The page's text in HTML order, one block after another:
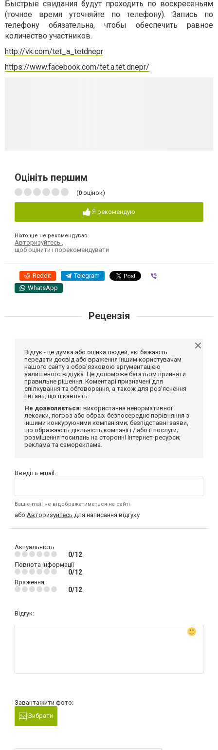
Быстрые свидания будут проходить по воскресеньям
(точное время уточняйте по телефону). Запись по
телефону обязательна, чтобы обеспечить равное
количество участников.
http://vk.com/tet_a_tetdnepr
https://www.facebook.com/tet.a.tet.dnepr/
Оцініть першим
(0 оцінок)
Я рекомендую
Ніхто ще не рекомендував
Авторизуйтесь ,
щоб оцінити і порекомендувати
Reddit Telegram
WhatsApp
Рецензія
Відгук - це думка або оцінка людей, які бажають
передати досвід або враження іншим користувачам
нашого сайту з обов'язковою аргументацією
залишеного відгука. Це допоможе багатьом прийняти
правильне рішення. Коментарі призначені для
спілкування та обговорення, а також для роз'яснення
питань, що цікавлять.
Не дозволяється: використання ненормативної
лексики, погроз або образ; безпосереднє порівняння з
іншими конкуруючими компаніями; безпідставні заяви,
що ображають діяльність компанії і / або її послуги;
розміщення посилань на сторонні інтернет-ресурси;
реклама та самореклама.
Введіть email:
Ваш e-mail не відображатиметься на сайті
або Авторизуйтесь для написання відгуку
Актуальність
0/12
Повнота інформації
0/12
Враження
0/12
Відгук:
Завантажити фото:
Вибрати